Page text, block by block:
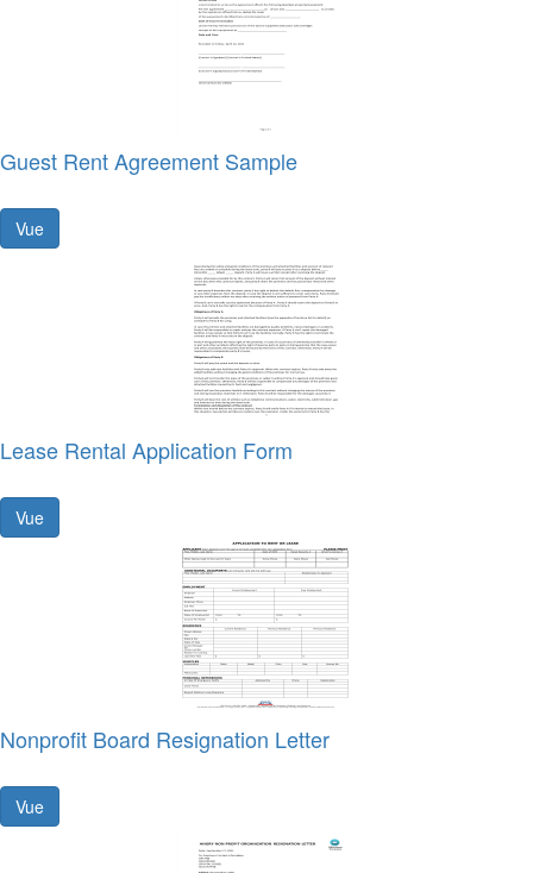
Guest Rent Agreement Sample
Vue
Lease Rental Application Form
Vue
Nonprofit Board Resignation Letter
Vue